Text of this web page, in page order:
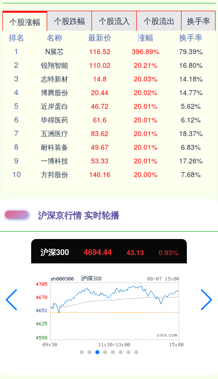
个股涨幅 个股跌幅 个股流入 个股流出
换手率
排名
名称 最新价 涨幅
换手率
1
N展芯 116.52 396.89% 79.39%
2 锐翔智能 110.02 20.21% 16.80%
3 志特新材 14.8 20.03% 14.18%
4 博腾股份 20.44 20.02% 14.77%
5 近岸蛋白 46.72 20.01% 5.62%
6 毕得医药 61.6 20.01% 6.12%
7 五洲医疗 83.62 20.01% 18.37%
8 耐科装备 49.67 20.01% 6.83%
9 一博科技 53.33 20.01% 17.26%
10 方邦股份 146.16 20.00% 7.68%
沪深京行情 实时轮播
沪深300 4694.44 43.13 0.93%